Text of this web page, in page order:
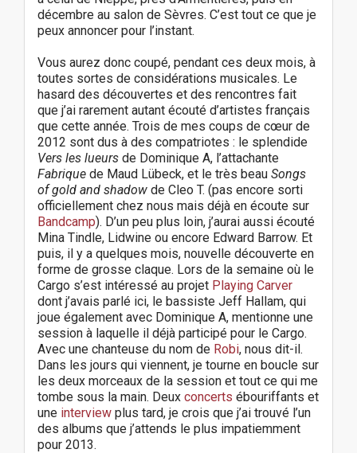
décembre au salon de Sèvres. C’est tout ce que je
peux annoncer pour l’instant.
Vous aurez donc coupé, pendant ces deux mois, à
toutes sortes de considérations musicales. Le
hasard des découvertes et des rencontres fait
que j’ai rarement autant écouté d’artistes français
que cette année. Trois de mes coups de cœur de
2012 sont dus à des compatriotes : le splendide
Vers les lueurs de Dominique A, l’attachante
Fabrique de Maud Lübeck, et le très beau Songs
of gold and shadow de Cleo T. (pas encore sorti
officiellement chez nous mais déjà en écoute sur
Bandcamp). D’un peu plus loin, j’aurai aussi écouté
Mina Tindle, Lidwine ou encore Edward Barrow. Et
puis, il y a quelques mois, nouvelle découverte en
forme de grosse claque. Lors de la semaine où le
Cargo s’est intéressé au projet Playing Carver
dont j’avais parlé ici, le bassiste Jeff Hallam, qui
joue également avec Dominique A, mentionne une
session à laquelle il déjà participé pour le Cargo.
Avec une chanteuse du nom de Robi, nous dit-il.
Dans les jours qui viennent, je tourne en boucle sur
les deux morceaux de la session et tout ce qui me
tombe sous la main. Deux concerts ébouriffants et
une interview plus tard, je crois que j’ai trouvé l’un
des albums que j’attends le plus impatiemment
pour 2013.